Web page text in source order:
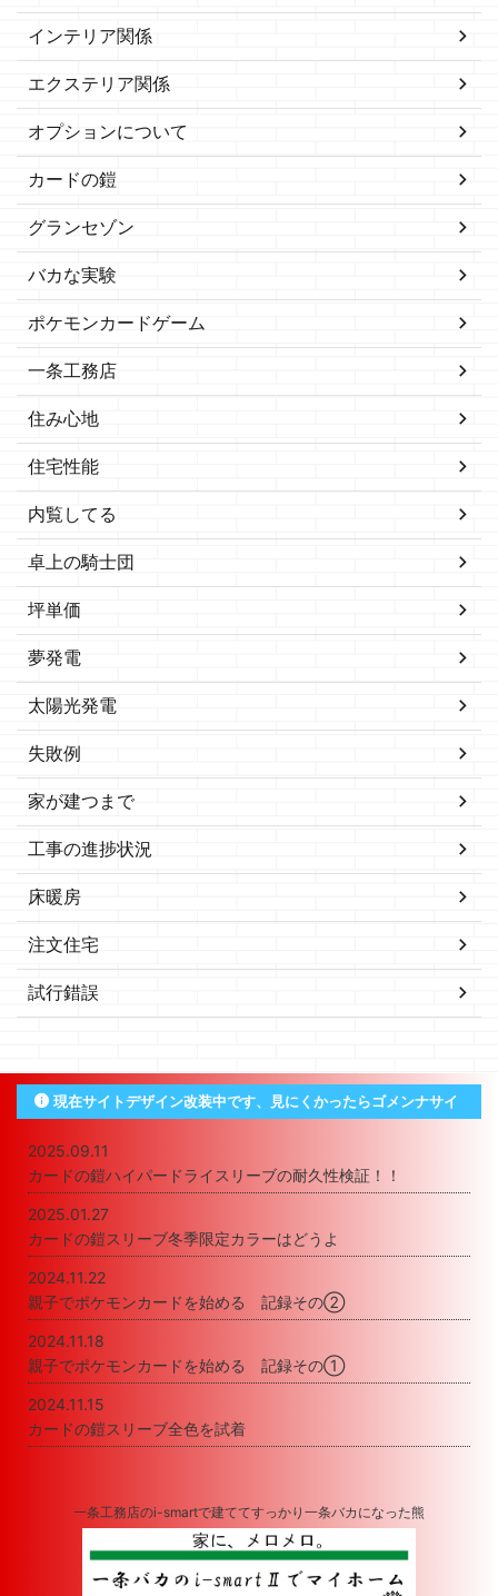
インテリア関係
エクステリア関係
オプションについて
カードの鎧
グランセゾン
バカな実験
ポケモンカードゲーム
一条工務店
住み心地
住宅性能
内覧してる
卓上の騎士団
坪単価
夢発電
太陽光発電
失敗例
家が建つまで
工事の進捗状況
床暖房
注文住宅
試行錯誤
現在サイトデザイン改装中です、見にくかったらゴメンナサイ
2025.09.11
カードの鎧ハイパードライスリーブの耐久性検証！！
2025.01.27
カードの鎧スリーブ冬季限定カラーはどうよ
2024.11.22
親子でポケモンカードを始める 記録その②
2024.11.18
親子でポケモンカードを始める 記録その①
2024.11.15
カードの鎧スリーブ全色を試着
一条工務店のi-smartで建ててすっかり一条バカになった熊